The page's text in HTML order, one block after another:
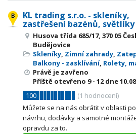
KL trading s.r.o. - skleníky,
zastřešení bazénů, světlíky
Husova třída 685/17, 370 05
Budějovice
Skleníky, Zimní zahrady,
Balkony - zasklívání, Rolety,
Právě je zavřeno
Příště otevřeno 9 - 12dne
100
(1 hodnocení)
Můžete se na nás obrátit v oblasti
návrhu, dodávky a samotné
opravdu za to.